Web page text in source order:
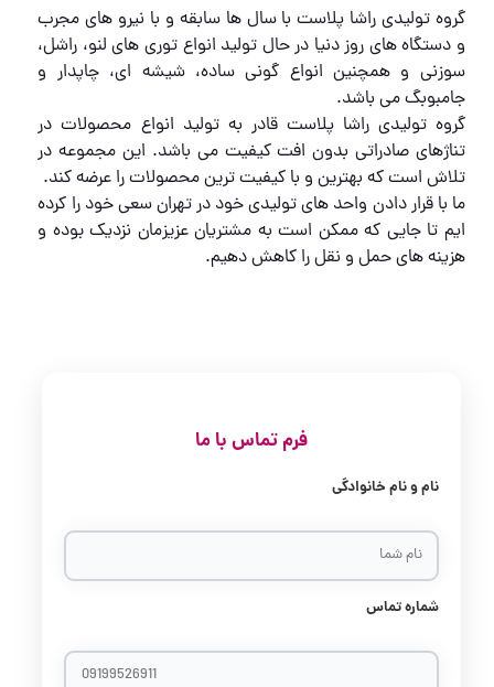
گروه تولیدی راشا پلاست با سال ها سابقه و با نیرو های مجرب
و دستگاه های روز دنیا در حال تولید انواع توری های لنو، راشل،
سوزنی و همچنین انواع گونی ساده، شیشه ای، چاپدار و
جامبوبگ می باشد.
گروه تولیدی راشا پلاست قادر به تولید انواع محصولات در
تناژهای صادراتی بدون افت کیفیت می باشد. این مجموعه در
تلاش است که بهترین و با کیفیت ترین محصولات را عرضه کند.
ما با قرار دادن واحد های تولیدی خود در تهران سعی خود را کرده
ایم تا جایی که ممکن است به مشتریان عزیزمان نزدیک بوده و
هزینه های حمل و نقل را کاهش دهیم.
فرم تماس با ما
نام و نام خانوادگی
شماره تماس